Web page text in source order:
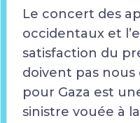
Le concert des
occidentaux et
satisfaction du
doivent pas
pour Gaza est
sinistre vouée à